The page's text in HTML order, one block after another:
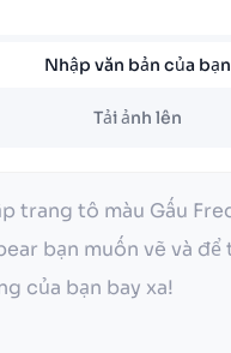
Nhập văn bản của bạn
Tải ảnh lên